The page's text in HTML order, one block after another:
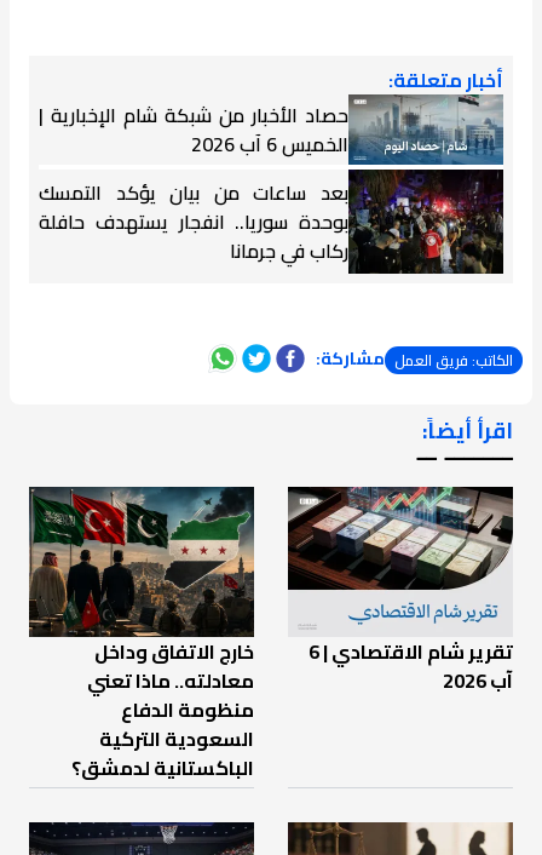
أخبار متعلقة:
حصاد الأخبار من شبكة شام الإخبارية |
الخميس 6 آب 2026
بعد ساعات من بيان يؤكد التمسك
بوحدة سوريا.. انفجار يستهدف حافلة
ركاب في جرمانا
الكاتب: فريق العمل مشاركة:
اقرأ أيضاً:
ـــــــ ــ
تقرير شام الاقتصادي | 6
آب 2026
خارج الاتفاق وداخل
معادلته.. ماذا تعني
منظومة الدفاع
السعودية التركية
الباكستانية لدمشق؟